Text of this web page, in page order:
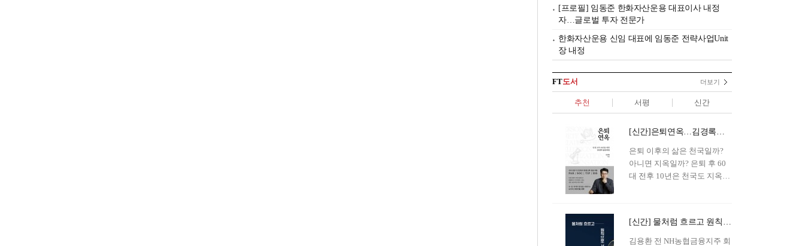
[프로필] 임동준 한화자산운용 대표이사 내정
자…글로벌 투자 전문가
한화자산운용 신임 대표에 임동준 전략사업Unit
장 내정
FT도서 더보기
추천 서평 신간
[신간]은퇴연옥…김경록의 은퇴 후 삶의 나침반
은퇴 이후의 삶은 천국일까?
아니면 지옥일까? 은퇴 후 60
대 전후 10년은 천국도 지옥도
은퇴 설계를 가이드해 온 김경
록 옵투스자산운용의 고문이
[신간] 물처럼 흐르고 원칙으로 서다…김용환의 통찰을 담다
김용환 전 NH농협금융지주 회